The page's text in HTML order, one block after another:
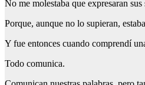
No me molestaba que expresaran
Porque, aunque no lo supieran,
Y fue entonces cuando comprendí
Todo comunica.